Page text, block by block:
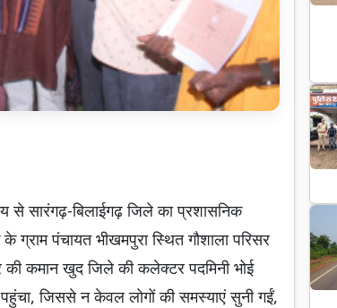
से सारंगढ़-बिलाईगढ़ जिले का प्रशासनिक
पंचायत भीखमपुरा स्थित गौशाला परिसर
की कमान खुद जिले की कलेक्टर पदमिनी भोई
पहुंचा, जिससे न केवल लोगों की समस्याएं सुनी गईं,